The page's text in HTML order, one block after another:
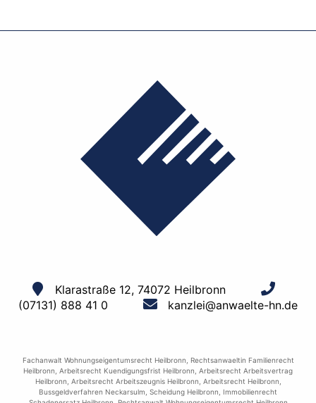
Klarastraße 12, 74072 Heilbronn
(07131) 888 41 0
kanzlei@anwaelte-hn.de
Fachanwalt Wohnungseigentumsrecht Heilbronn
Rechtsanwaeltin Familienrecht
Heilbronn Arbeitsrecht Kuendigungsfrist Heilbronn Arbeitsrecht Arbeitsvertrag
Heilbronn Arbeitsrecht Arbeitszeugnis Heilbronn Arbeitsrecht Heilbronn
Bussgeldverfahren Neckarsulm Scheidung Heilbronn
Immobilienrecht